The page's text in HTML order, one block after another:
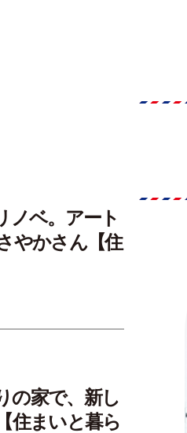
ノベ。アート
やかさん【住
の家で、新し
住まいと暮ら